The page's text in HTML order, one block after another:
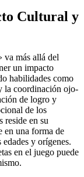
Cultural y
va más allá del
un impacto
habilidades como
la coordinación ojo-
de logro y
de los
reside en su
en una forma de
y orígenes.
en el juego puede